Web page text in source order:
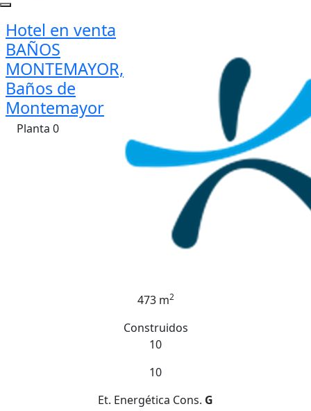
Hotel en venta
BAÑOS
MONTEMAYOR,
Baños de
Montemayor
Planta 0
473 m2
Construidos
10
10
Et. Energética Cons. G